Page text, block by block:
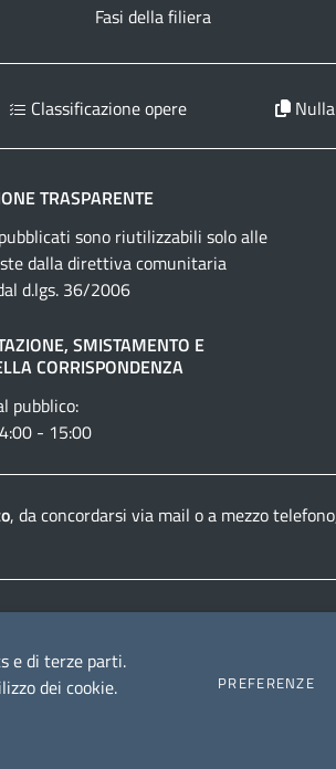
Fasi della filiera
Classificazione opere
TRASPARENTE
sono riutilizzabili solo alle
dalla direttiva comunitaria
d.lgs. 36/2006
SMISTAMENTO E
CORRISPONDENZA
pubblico:
- 15:00
, da concordarsi via mail o a mezzo
e di terze parti.
dei cookie.
PREFERENZE